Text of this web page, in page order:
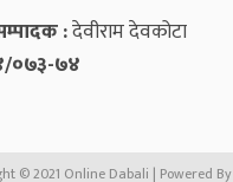
:देवीराम देवकोटा
०७३-७४
© 2021 Online Dabali | Powered By